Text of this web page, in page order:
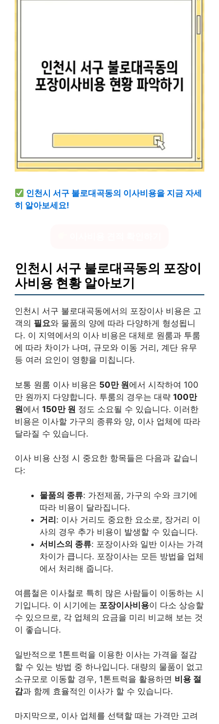
인천시 서구 불로대곡동의 이사비용을 지금 자세
히 알아보세요!
인천시 서구 불로대곡동의 포장이
사비용 현황 알아보기
인천시 서구 불로대곡동에서의 포장이사 비용은 고
객의 필요와 물품의 양에 따라 다양하게 형성됩니
다. 이 지역에서의 이사 비용은 대체로 원룸과 투룸
에 따라 차이가 나며, 규모와 이동 거리, 계단 유무
등 여러 요인이 영향을 미칩니다.
보통 원룸 이사 비용은 50만 원에서 시작하여 100
만 원까지 다양합니다. 투룸의 경우는 대략 100만
원에서 150만 원 정도 소요될 수 있습니다. 이러한
비용은 이사할 가구의 종류와 양, 이사 업체에 따라
달라질 수 있습니다.
이사 비용 산정 시 중요한 항목들은 다음과 같습니
다:
물품의 종류: 가전제품, 가구의 수와 크기에
따라 비용이 달라집니다.
거리: 이사 거리도 중요한 요소로, 장거리 이
사의 경우 추가 비용이 발생할 수 있습니다.
서비스의 종류: 포장이사와 일반 이사는 가격
차이가 큽니다. 포장이사는 모든 방법을 업체
에서 처리해 줍니다.
여름철은 이사철로 특히 많은 사람들이 이동하는 시
기입니다. 이 시기에는 포장이사비용이 다소 상승할
수 있으므로, 각 업체의 요금을 미리 비교해 보는 것
이 좋습니다.
일반적으로 1톤트럭을 이용한 이사는 가격을 절감
할 수 있는 방법 중 하나입니다. 대량의 물품이 없고
소규모로 이동할 경우, 1톤트럭을 활용하면 비용 절
감과 함께 효율적인 이사가 할 수 있습니다.
마지막으로, 이사 업체를 선택할 때는 가격만 고려